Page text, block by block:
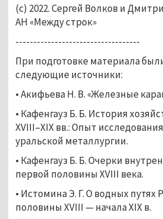
(с) 2022. Сергей Волков и
АН «Между строк»
-----------------------------------
При подготовке материала
следующие источники:
• Акифьева Н. В. «Железные
• Кафенгауз Б. Б. История
XVIII–XIX вв.: Опыт
уральской металлургии.
• Кафенгауз Б. Б. Очерки
первой половины XVIII века.
• Истомина Э. Г. О водных путях
половины XVIII — начала XIX в.